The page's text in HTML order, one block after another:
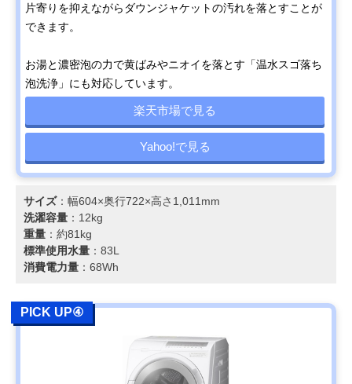
片寄りを抑えながらダウンジャケットの汚れを落とすことが
できます。
お湯と濃密泡の力で黄ばみやニオイを落とす「温水スゴ落ち
泡洗浄」にも対応しています。
楽天市場で見る
Yahoo!で見る
サイズ：幅604×奥行722×高さ1,011mm
洗濯容量 ：12kg
重量 ：約81kg
標準使用水量 ：83L
消費電力量 ：68Wh
PICK UP④